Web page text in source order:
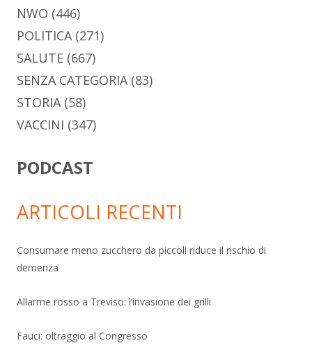
NWO (446)
POLITICA (271)
SALUTE (667)
SENZA CATEGORIA (83)
STORIA (58)
VACCINI (347)
PODCAST
ARTICOLI RECENTI
Consumare meno zucchero da piccoli riduce il rischio di
demenza
Allarme rosso a Treviso: l’invasione dei grilli
Fauci: oltraggio al Congresso